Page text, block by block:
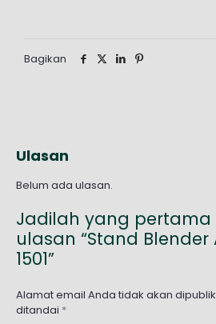
Bagikan
Ulasan
Belum ada ulasan.
Jadilah yang pertama
ulasan “Stand Blender
1501”
Alamat email Anda tidak akan
ditandai *